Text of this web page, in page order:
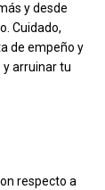
y desde
Cuidado,
de empeño y
arruinar tu
respecto a